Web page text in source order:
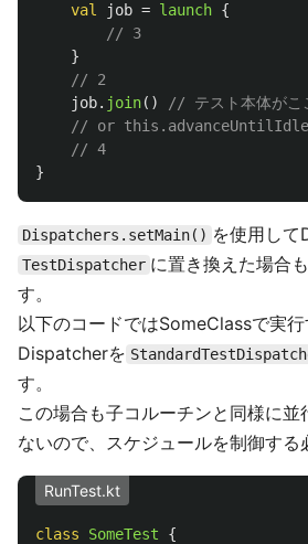
val
job = launch {
// 3
}
// 2
job. join()
// テスト本体がこ
// or
// 4
}
Dispatchers.setMain() を使用し
TestDispatcher に置き換えた場合
す。
以下のコードではSomeClassで実
Dispatcherを
す。
この場合も子コルーチンと同様に
ないので、スケジュールを制御する
RunTest.kt
class SomeTest
{